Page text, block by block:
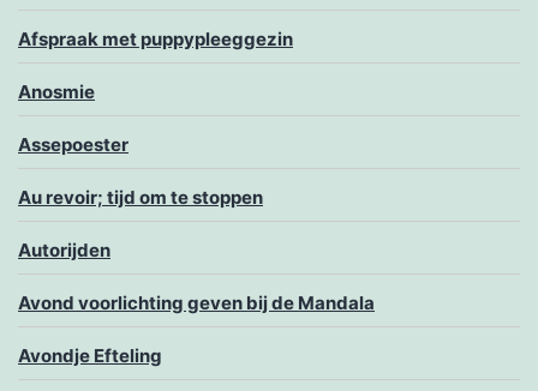
Afspraak met puppypleeggezin
Anosmie
Assepoester
Au revoir; tijd om te stoppen
Autorijden
Avond voorlichting geven bij de Mandala
Avondje Efteling